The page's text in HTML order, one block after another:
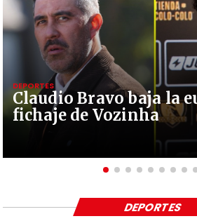
Claudio Bravo baja la
fichaje de Vozinha
DEPORTES
DEPORTES